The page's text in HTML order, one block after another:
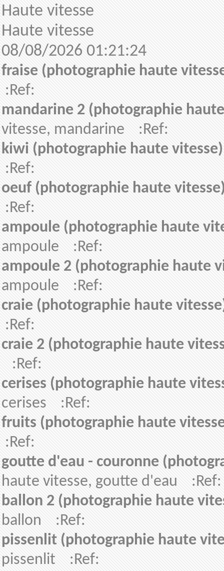
Haute vitesse
Haute vitesse
08/08/2026 01:21:24
fraise (photographie haute
:Ref:
mandarine 2 (photographie
vitesse, mandarine :Ref:
kiwi (photographie haute vitesse)
:Ref:
oeuf (photographie haute
:Ref:
ampoule (photographie haute
ampoule :Ref:
ampoule 2 (photographie haute
ampoule :Ref:
craie (photographie haute
:Ref:
craie 2 (photographie haute
:Ref:
cerises (photographie haute
cerises :Ref:
fruits (photographie haute
:Ref:
goutte d'eau - couronne
haute vitesse, goutte d'eau :Ref:
ballon 2 (photographie haute
ballon :Ref:
pissenlit (photographie haute
pissenlit :Ref: